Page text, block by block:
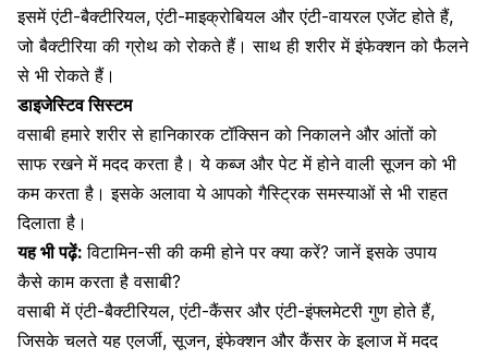
इसमें एंटी-बैक्टीरियल, एंटी-माइक्रोबियल और एंटी-वायरल एजेंट होते हैं,
जो बैक्टीरिया की ग्रोथ को रोकते हैं। साथ ही शरीर में इंफेक्शन को फैलने
से भी रोकते हैं।
डाइजेस्टिव सिस्टम
वसाबी हमारे शरीर से हानिकारक टॉक्सिन को निकालने और आंतों को
साफ रखने में मदद करता है। येकब्जऔर पेट में होने वाली सूजन को भी
कम करता है। इसके अलावा ये आपकोगैस्ट्रिक समस्याओंसे भी राहत
दिलाता है।
यह भी पढ़ें: विटामिन-सी की कमी होने पर क्या करें? जानें इसके उपाय
कैसे काम करता है वसाबी?
वसाबी मेंएंटी-बैक्टीरियल, एंटी-कैंसर और एंटी-इंफ्लमेटरी गुण होते हैं,
जिसके चलते यह एलर्जी, सूजन,इंफेक्शनऔरकैंसर के इलाजमें मदद